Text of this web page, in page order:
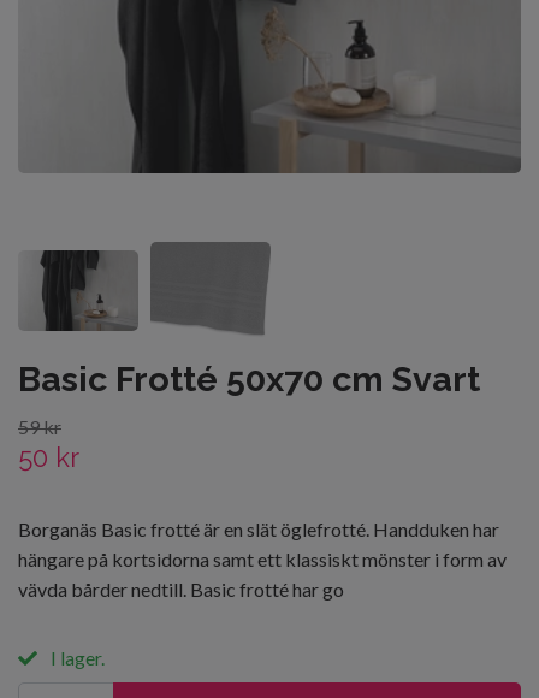
Basic Frotté 50x70 cm Svart
59 kr
50 kr
Borganäs Basic frotté är en slät öglefrotté. Handduken har
hängare på kortsidorna samt ett klassiskt mönster i form av
vävda bårder nedtill. Basic frotté har go
I lager.